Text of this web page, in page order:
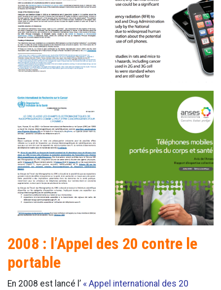
2008 : l’Appel des 20 contre le
portable
En 2008 est lancé l’ « Appel international des 20